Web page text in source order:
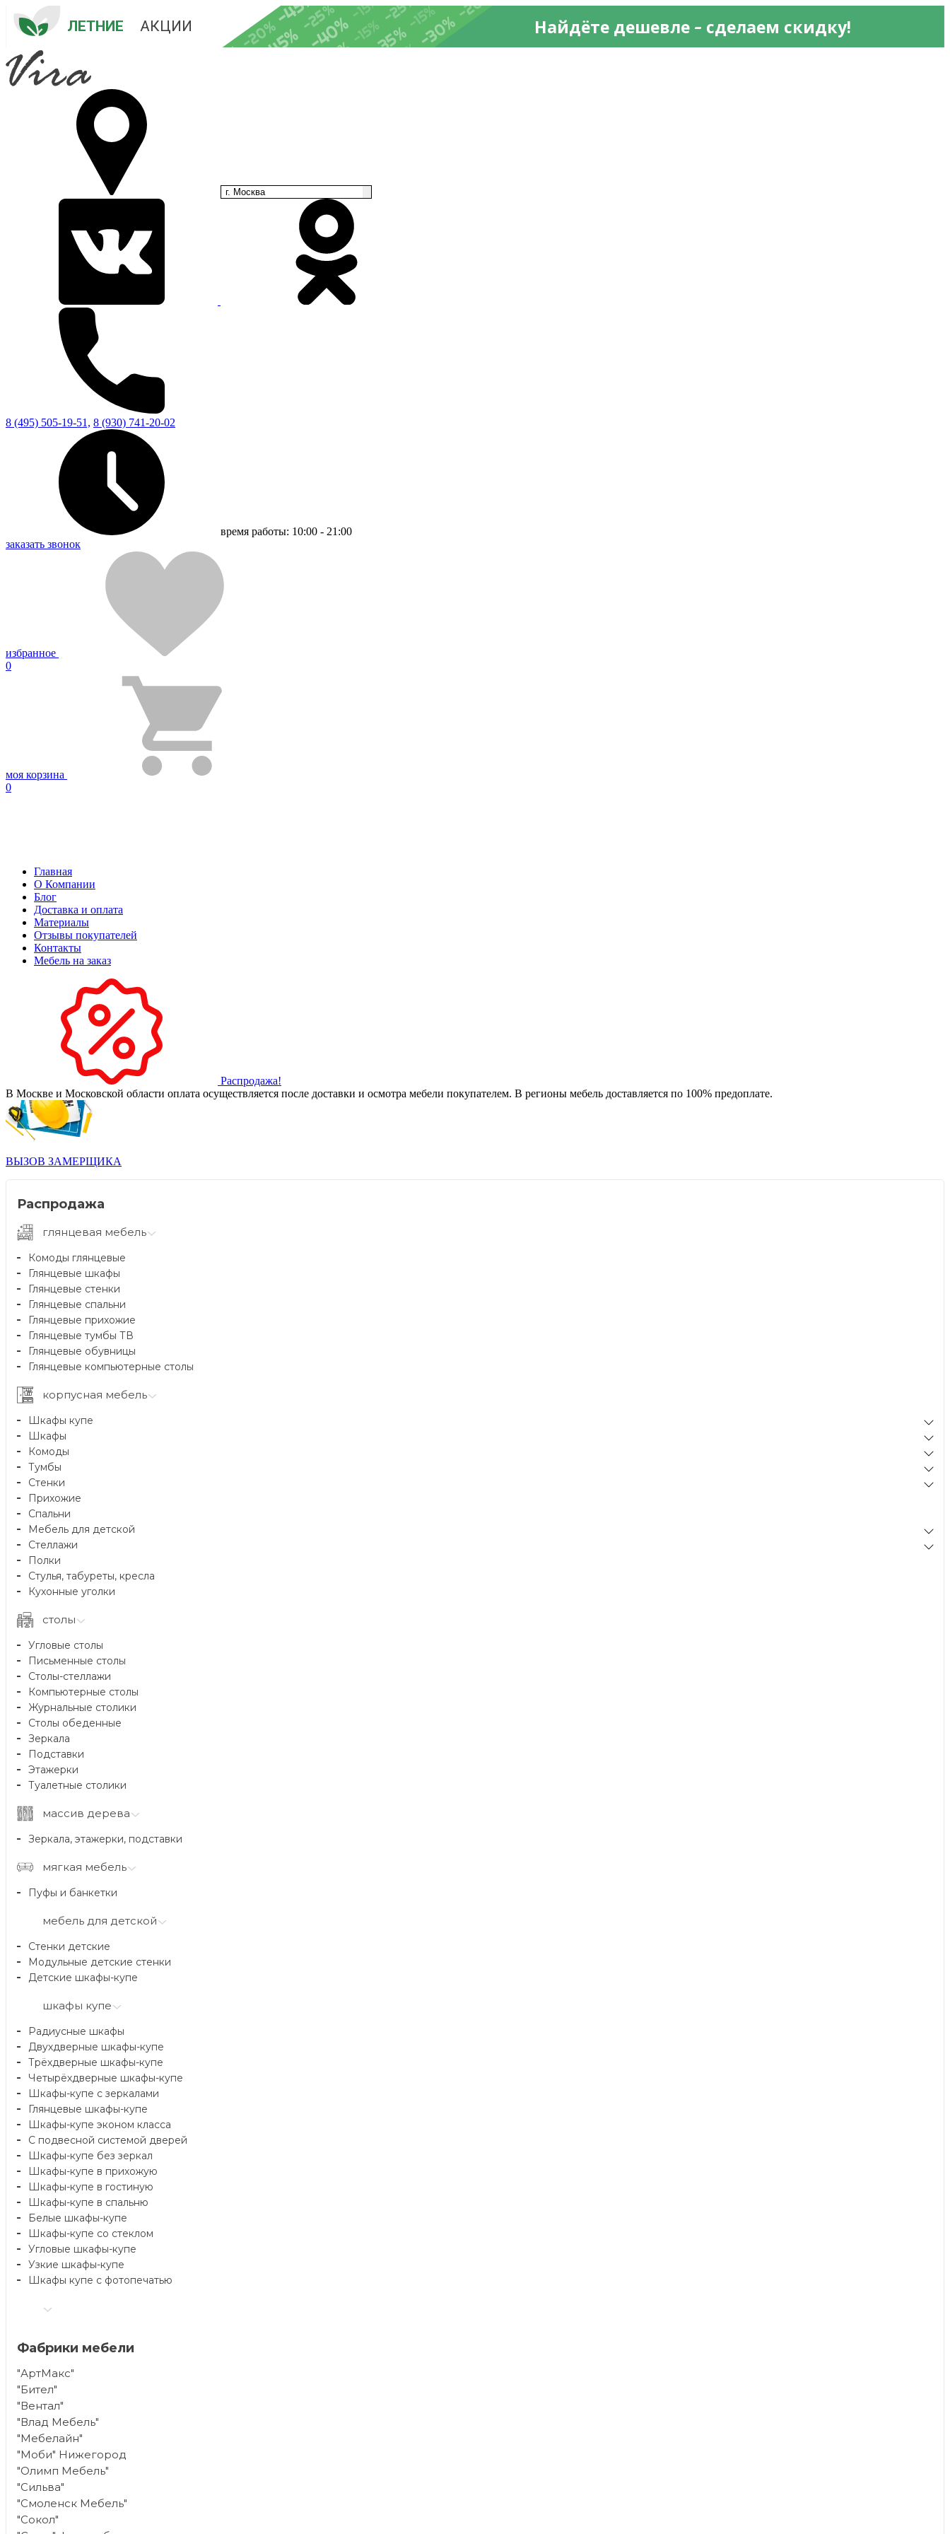
-20%
-35%
-15%
-25%
-35%
-25%
-45%
-15%
-35%
-15%
-40%
-15%
-30%
ЛЕТНИЕ АКЦИИ Найдёте дешевле - сделаем скидку!
г. Москва
8 (495) 505-19-51, 8 (930) 741-20-02
время работы: 10:00 - 21:00
заказать звонок
избранное
0
моя корзина
0
Главная
О Компании
Блог
Доставка и оплата
Материалы
Отзывы покупателей
Контакты
Мебель на заказ
Распродажа!
В Москве и Московской области оплата осуществляется после доставки и осмотра мебели покупателем. В регионы мебель доставляется по 100% предоплате.
ВЫЗОВ ЗАМЕРЩИКА
Распродажа
глянцевая мебель
Комоды глянцевые
Глянцевые шкафы
Глянцевые стенки
Глянцевые спальни
Глянцевые прихожие
Глянцевые тумбы ТВ
Глянцевые обувницы
Глянцевые компьютерные столы
корпусная мебель
Шкафы купе
Шкафы
Комоды
Тумбы
Стенки
Прихожие
Спальни
Мебель для детской
Стеллажи
Полки
Стулья, табуреты, кресла
Кухонные уголки
столы
Угловые столы
Письменные столы
Столы-стеллажи
Компьютерные столы
Журнальные столики
Столы обеденные
Зеркала
Подставки
Этажерки
Туалетные столики
массив дерева
Зеркала, этажерки, подставки
мягкая мебель
Пуфы и банкетки
мебель для детской
Стенки детские
Модульные детские стенки
Детские шкафы-купе
шкафы купе
Радиусные шкафы
Двухдверные шкафы-купе
Трёхдверные шкафы-купе
Четырёхдверные шкафы-купе
Шкафы-купе с зеркалами
Глянцевые шкафы-купе
Шкафы-купе эконом класса
С подвесной системой дверей
Шкафы-купе без зеркал
Шкафы-купе в прихожую
Шкафы-купе в гостиную
Шкафы-купе в спальню
Белые шкафы-купе
Шкафы-купе со стеклом
Угловые шкафы-купе
Узкие шкафы-купе
Шкафы купе с фотопечатью
Фабрики мебели
"АртМакс"
"Бител"
"Вентал"
"Влад Мебель"
"Мебелайн"
"Моби" Нижегород
"Олимп Мебель"
"Сильва"
"Смоленск Мебель"
"Сокол"